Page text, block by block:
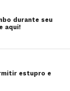
durante seu
aqui!
estupro e